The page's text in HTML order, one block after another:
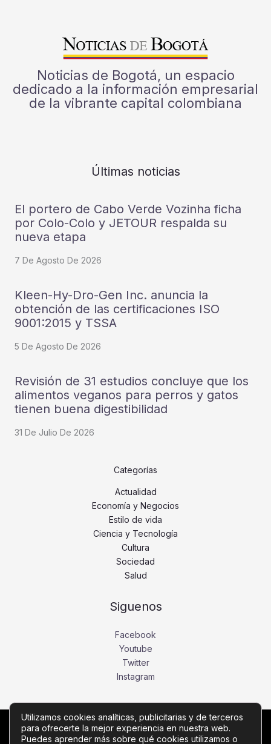
Noticias de Bogotá, un espacio
dedicado a la información empresarial
de la vibrante capital colombiana
Últimas noticias
El portero de Cabo Verde Vozinha ficha
por Colo-Colo y JETOUR respalda su
nueva etapa
7 De Agosto De 2026
Kleen-Hy-Dro-Gen Inc. anuncia la
obtención de las certificaciones ISO
9001:2015 y TSSA
5 De Agosto De 2026
Revisión de 31 estudios concluye que los
alimentos veganos para perros y gatos
tienen buena digestibilidad
31 De Julio De 2026
Categorías
Actualidad
Economía y Negocios
Estilo de vida
Ciencia y Tecnología
Cultura
Sociedad
Salud
Siguenos
Facebook
Youtube
Twitter
Instagram
Copyright © Todos los derechos reservados -
Utilizamos cookies analíticas, publicitarias y de terceros
para ofrecerte la mejor experiencia en nuestra web.
Puedes aprender más sobre qué cookies utilizamos o